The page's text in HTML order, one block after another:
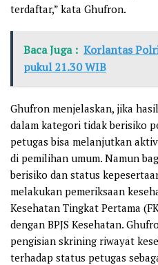
terdaftar,” kata Ghufron.
Baca Juga : Korlantas
pukul 21.30 WIB
Ghufron menjelaskan, jika
dalam kategori tidak berisiko
petugas bisa melanjutkan
di pemilihan umum. Namun
berisiko dan status
melakukan pemeriksaan
Kesehatan Tingkat Pertama
dengan BPJS Kesehatan.
pengisian skrining riwayat
terhadap status petugas